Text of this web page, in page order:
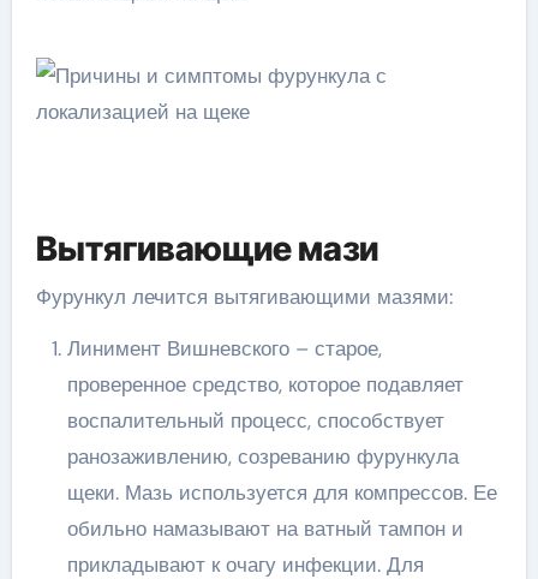
Вытягивающие мази
Фурункул лечится вытягивающими мазями:
Линимент Вишневского – старое,
проверенное средство, которое подавляет
воспалительный процесс, способствует
ранозаживлению, созреванию фурункула
щеки. Мазь используется для компрессов. Ее
обильно намазывают на ватный тампон и
прикладывают к очагу инфекции. Для